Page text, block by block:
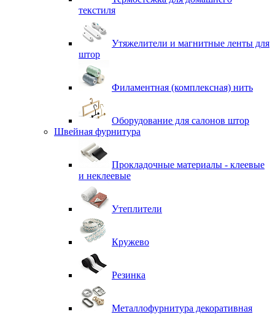
текстиля
Утяжелители и магнитные ленты для
штор
Филаментная (комплексная) нить
Оборудование для салонов штор
Швейная фурнитура
Прокладочные материалы - клеевые
и неклеевые
Утеплители
Кружево
Резинка
Металлофурнитура декоративная